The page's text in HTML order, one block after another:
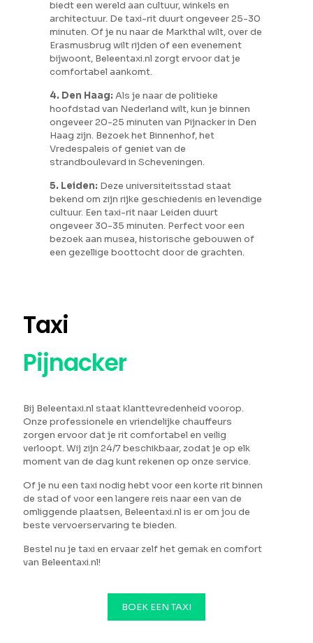
biedt een wereld aan cultuur, winkels en
architectuur. De taxi-rit duurt ongeveer 25-30
minuten. Of je nu naar de Markthal wilt, over de
Erasmusbrug wilt rijden of een evenement
bijwoont, Beleentaxi.nl zorgt ervoor dat je
comfortabel aankomt.
4. Den Haag: Als je naar de politieke
hoofdstad van Nederland wilt, kun je binnen
ongeveer 20-25 minuten van Pijnacker in Den
Haag zijn. Bezoek het Binnenhof, het
Vredespaleis of geniet van de
strandboulevard in Scheveningen.
5. Leiden: Deze universiteitsstad staat
bekend om zijn rijke geschiedenis en levendige
cultuur. Een taxi-rit naar Leiden duurt
ongeveer 30-35 minuten. Perfect voor een
bezoek aan musea, historische gebouwen of
een gezellige boottocht door de grachten.
Taxi
Pijnacker
Bij Beleentaxi.nl staat klanttevredenheid voorop.
Onze professionele en vriendelijke chauffeurs
zorgen ervoor dat je rit comfortabel en veilig
verloopt. Wij zijn 24/7 beschikbaar, zodat je op elk
moment van de dag kunt rekenen op onze service.
Of je nu een taxi nodig hebt voor een korte rit binnen
de stad of voor een langere reis naar een van de
omliggende plaatsen, Beleentaxi.nl is er om jou de
beste vervoerservaring te bieden.
Bestel nu je taxi en ervaar zelf het gemak en comfort
van Beleentaxi.nl!
BOEK EEN TAXI